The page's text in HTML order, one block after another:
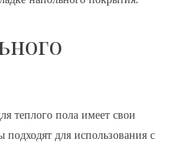
теплого пола имеет свои
для использования с